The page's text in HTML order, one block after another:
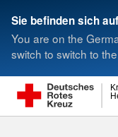
Sie befinden sich
You are on the
switch to switch to